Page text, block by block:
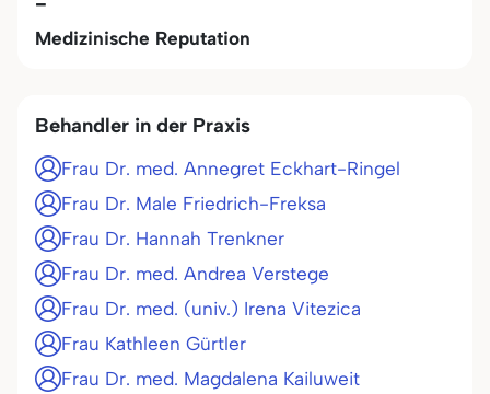
Medizinische Reputation
Behandler in der Praxis
Frau Dr. med. Annegret Eckhart-Ringel
Frau Dr. Male Friedrich-Freksa
Frau Dr. Hannah Trenkner
Frau Dr. med. Andrea Verstege
Frau Dr. med. (univ.) Irena Vitezica
Frau Kathleen Gürtler
Frau Dr. med. Magdalena Kailuweit